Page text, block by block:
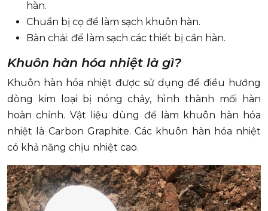
hàn.
Chuẩn bị cọ để làm sạch khuôn hàn.
Bàn chải: để làm sạch các thiết bị cần hàn.
Khuôn hàn hóa nhiệt là gì?
Khuôn hàn hóa nhiệt được sử dụng để điều hướng
dòng kim loại bị nóng chảy, hình thành mối hàn
hoàn chỉnh. Vật liệu dùng để làm khuôn hàn hóa
nhiệt là Carbon Graphite. Các khuôn hàn hóa nhiệt
có khả năng chịu nhiệt cao.